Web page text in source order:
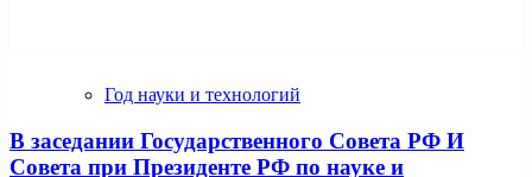
Год науки и технологий
В заседании Государственного Совета РФ И
Совета при Президенте РФ по науке и